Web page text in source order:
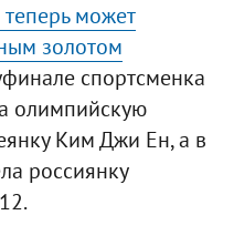
может
золотом
спортсменка
олимпийскую
Ким Джи Ен, а в
россиянку